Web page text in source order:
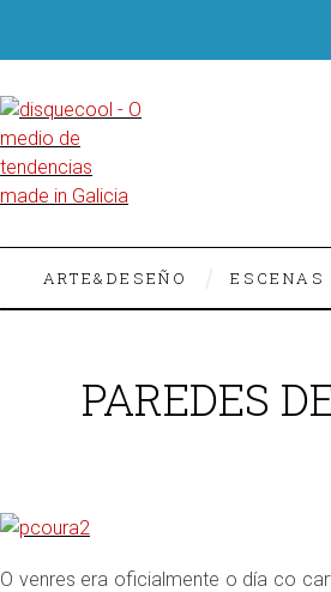
ARTE&DESEÑO ESCENAS
PAREDES
O venres era oficialmente o día co